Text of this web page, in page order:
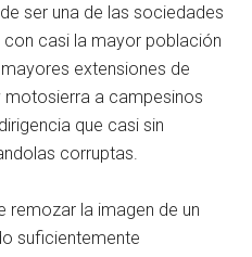
ser una de las sociedades
casi la mayor población
extensiones de
a campesinos
que casi sin
corruptas.
remozar la imagen de un
suficientemente